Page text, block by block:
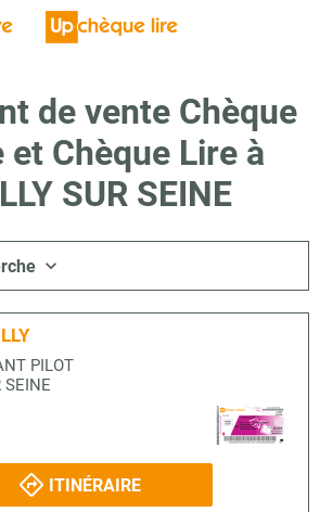
de vente Chèque
et Chèque Lire à
SUR SEINE
PILOT
SEINE
ITINÉRAIRE